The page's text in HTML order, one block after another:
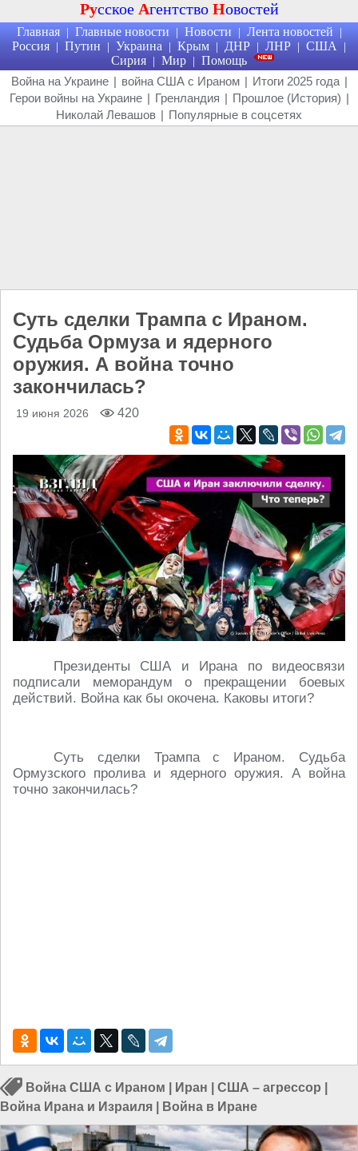
Русское Агентство Новостей
Главная | Главные новости | Новости | Лента новостей |
Россия | Путин | Украина | Крым | ДНР | ЛНР | США |
Сирия | Мир | Помощь
Война на Украине | война США с Ираном | Итоги 2025 года |
Герои войны на Украине | Гренландия | Прошлое (История) |
Николай Левашов | Популярные в соцсетях
Суть сделки Трампа с Ираном.
Судьба Ормуза и ядерного
оружия. А война точно
закончилась?
19 июня 2026 420
Президенты США и Ирана по видеосвязи
подписали меморандум о прекращении боевых
действий. Война как бы окочена. Каковы итоги?
Суть сделки Трампа с Ираном. Судьба
Ормузского пролива и ядерного оружия. А война
точно закончилась?
Война США с Ираном Иран США – агрессор
Война Ирана и Израиля
Война в Иране